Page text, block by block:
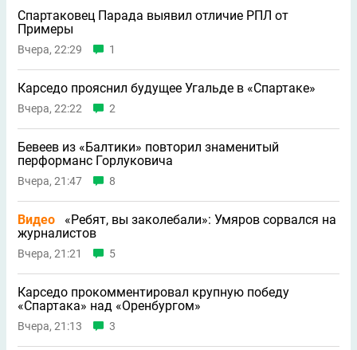
Спартаковец Парада выявил отличие РПЛ от
Примеры
Вчера, 22:29 1
Карседо прояснил будущее Угальде в «Спартаке»
Вчера, 22:22 2
Бевеев из «Балтики» повторил знаменитый
перформанс Горлуковича
Вчера, 21:47 8
Видео
«Ребят, вы заколебали»: Умяров сорвался на
журналистов
Вчера, 21:21 5
Карседо прокомментировал крупную победу
«Спартака» над «Оренбургом»
Вчера, 21:13 3